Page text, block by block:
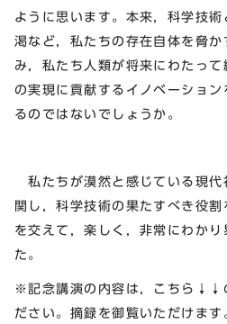
ように思います。本来，科学技
渇など，私たちの存在自体を脅
み，私たち人類が将来にわたっ
の実現に貢献するイノベーショ
るのではないでしょうか。
私たちが漠然と感じている現代
関し，科学技術の果たすべき役
を交えて，楽しく，非常にわか
た。
※記念講演の内容は，こちら↓↓
ださい。摘録を御覧いただけます